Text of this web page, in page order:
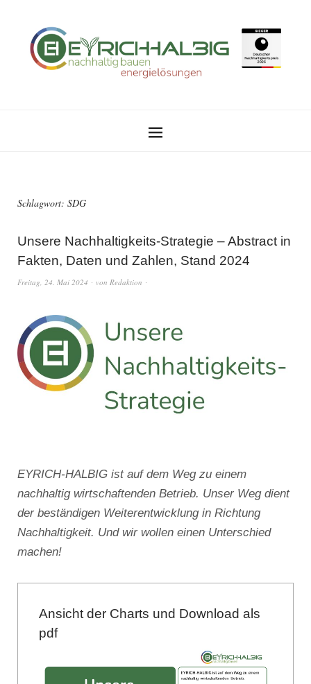
Schlagwort: SDG
Unsere Nachhaltigkeits-Strategie – Abstract in
Fakten, Daten und Zahlen, Stand 2024
Freitag, 24. Mai 2024 von Redaktion
EYRICH-HALBIG ist auf dem Weg zu einem
nachhaltig wirtschaftenden Betrieb. Unser Weg dient
der beständigen Weiterentwicklung in Richtung
Nachhaltigkeit. Und wir wollen einen Unterschied
machen!
Ansicht der Charts und Download als
pdf